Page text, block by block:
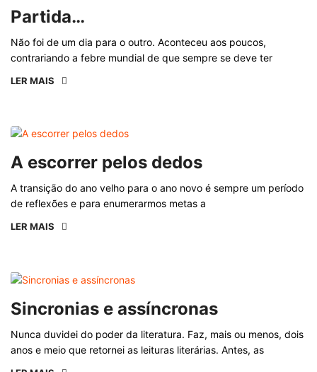
Partida…
Não foi de um dia para o outro. Aconteceu aos poucos,
contrariando a febre mundial de que sempre se deve ter
LER MAIS
A escorrer pelos dedos
A transição do ano velho para o ano novo é sempre um período
de reflexões e para enumerarmos metas a
LER MAIS
Sincronias e assíncronas
Nunca duvidei do poder da literatura. Faz, mais ou menos, dois
anos e meio que retornei as leituras literárias. Antes, as